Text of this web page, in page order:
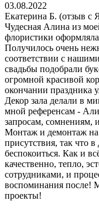
03.08.2022
Екатерина Б. (отзыв с
Чудесная Алина из
флористики
Получилось очень
соответствии с
свадьбы подобрали
огромной красивой
окончании праздника
Декор зала делали в
мной референсам -
запросам, сомнениям,
Монтаж и демонтаж на
присутствия, так что
беспокоиться. Как и
качественно, тепло,
сотрудниками, и
воспоминания после!
проекты!